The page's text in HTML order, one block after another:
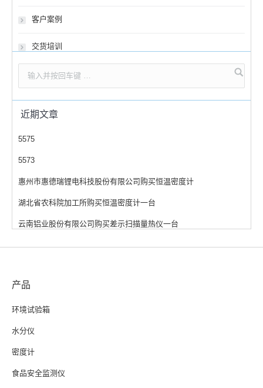
客户案例
交货培训
近期文章
5575
5573
惠州市惠德瑞锂电科技股份有限公司购买恒温密度计
湖北省农科院加工所购买恒温密度计一台
云南铝业股份有限公司购买差示扫描量热仪一台
产品
环境试验箱
水分仪
密度计
食品安全监测仪